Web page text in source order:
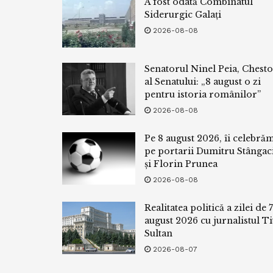
Siderurgic Galați
2026-08-08
Senatorul Ninel Peia,
al Senatului: „8 august o zi
pentru istoria românilor”
2026-08-08
Pe 8 august 2026, îi
pe portarii Dumitru
și Florin Prunea
2026-08-08
Realitatea politică a zilei de 7
august 2026 cu jurnalistul
Sultan
2026-08-07